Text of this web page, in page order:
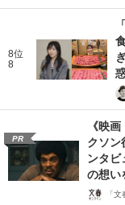
8位
8
PR
《映
クソン
ンタビ
の想い
「